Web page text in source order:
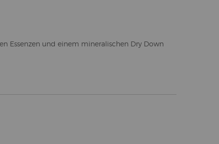
Essenzen und einem mineralischen Dry Down